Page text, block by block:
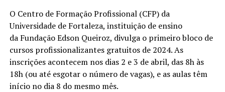
O Centro de Formação Profissional (CFP) da
Universidade de Fortaleza, instituição de ensino
da Fundação Edson Queiroz, divulga o primeiro bloco de
cursos profissionalizantes gratuitos de 2024. As
inscrições acontecem nos dias 2 e 3 de abril, das 8h às
18h (ou até esgotar o número de vagas), e as aulas têm
início no dia 8 do mesmo mês.